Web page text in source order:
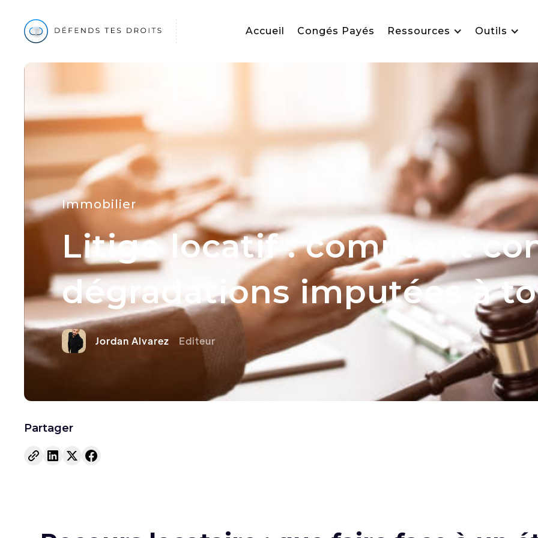
Accueil Congés Payés Ressources Outils
Immobilier
Litige locatif : comment
dégradations imputées à
Jordan Alvarez Editeur
Partager